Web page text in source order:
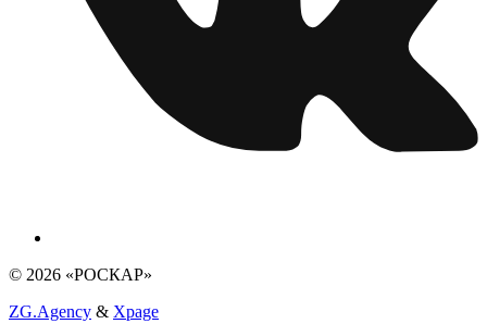
© 2026 «РОСКАР»
ZG.Agency & Xpage